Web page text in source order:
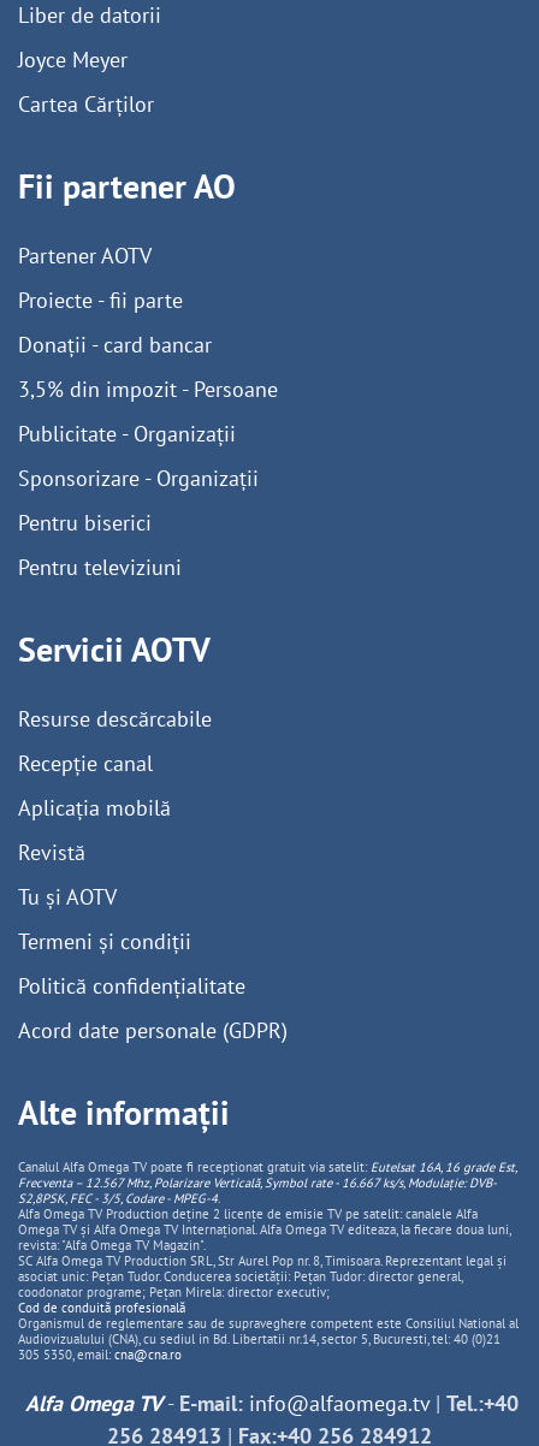
Liber de datorii
Joyce Meyer
Cartea Cărților
Fii partener AO
Partener AOTV
Proiecte - fii parte
Donații - card bancar
3,5% din impozit - Persoane
Publicitate - Organizații
Sponsorizare - Organizații
Pentru biserici
Pentru televiziuni
Servicii AOTV
Resurse descărcabile
Recepție canal
Aplicația mobilă
Revistă
Tu și AOTV
Termeni și condiții
Politică confidențialitate
Acord date personale (GDPR)
Alte informații
Canalul Alfa Omega TV poate fi recepționat gratuit via satelit: Eutelsat 16A, 16 grade Est,
Frecventa – 12.567 Mhz, PolarizareVerticală, Symbol rate - 16.667 ks/s, Modulație: DVB-
S2,8PSK, FEC - 3/5, Codare - MPEG-4.
Alfa Omega TV Production deține 2 licențe de emisie TV pe satelit: canalele Alfa
Omega TV și Alfa Omega TV Internațional. Alfa Omega TV editeaza, la fiecare doua luni,
revista: "Alfa Omega TV Magazin".
SC Alfa Omega TV Production SRL, Str Aurel Pop nr. 8, Timisoara. Reprezentant legal și
asociat unic: Pețan Tudor. Conducerea societății: Pețan Tudor: director general,
coodonator programe; Pețan Mirela: director executiv;
Cod de conduită profesională
Organismul de reglementare sau de supraveghere competent este Consiliul National al
Audiovizualului (CNA), cu sediul in Bd. Libertatii nr.14, sector 5, Bucuresti, tel: 40 (0)21
305 5350, email: cna@cna.ro
Alfa Omega TV- E-mail: info@alfaomega.tv| Tel.:+40
256 284913 | Fax:+40 256 284912